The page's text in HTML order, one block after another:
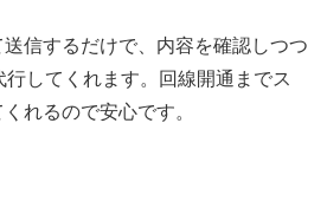
信するだけで、内容を確認しつつ
してくれます。回線開通までス
れるので安心です。